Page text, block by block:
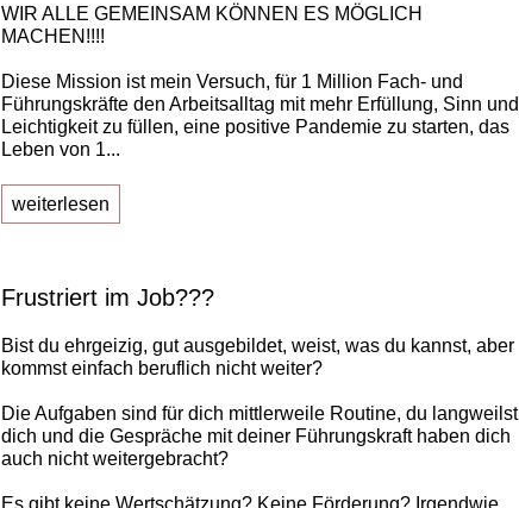
WIR ALLE GEMEINSAM KÖNNEN ES MÖGLICH
MACHEN!!!!
Diese Mission ist mein Versuch, für 1 Million Fach- und
Führungskräfte den Arbeitsalltag mit mehr Erfüllung, Sinn und
Leichtigkeit zu füllen, eine positive Pandemie zu starten, das
Leben von 1...
weiterlesen
Frustriert im Job???
Bist du ehrgeizig, gut ausgebildet, weist, was du kannst, aber
kommst einfach beruflich nicht weiter?
Die Aufgaben sind für dich mittlerweile Routine, du langweilst
dich und die Gespräche mit deiner Führungskraft haben dich
auch nicht weitergebracht?
Es gibt keine Wertschätzung? Keine Förderung? Irgendwie